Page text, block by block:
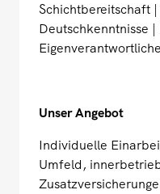
Schichtbereitschaft
Deutschkenntnisse
Unser Angebot
Individuelle
Umfeld,